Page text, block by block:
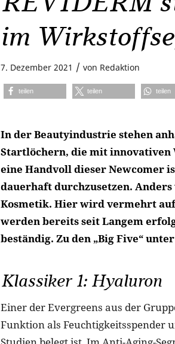
im
7. Dezember 2021 / von Redaktion
teilen teilen teilen
In der Beautyindustrie stehen
Startlöchern, die mit
eine Handvoll dieser Newcomer
dauerhaft durchzusetzen.
Kosmetik. Hier wird vermehrt
werden bereits seit Langem
beständig. Zu den „Big Five“
Klassiker 1: Hyaluron
Einer der Evergreens aus der
Funktion als